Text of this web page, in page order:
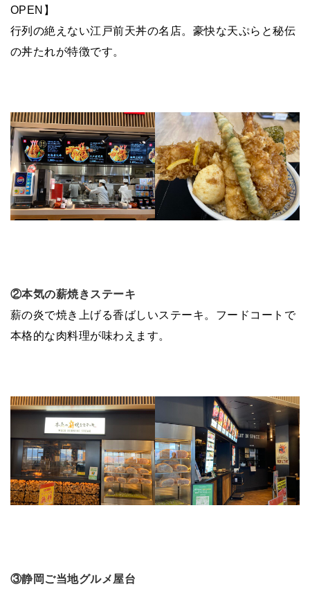
OPEN】
行列の絶えない江戸前天丼の名店。豪快な天ぷらと秘伝
の丼たれが特徴です。
②本気の薪焼きステーキ
薪の炎で焼き上げる香ばしいステーキ。フードコートで
本格的な肉料理が味わえます。
③静岡ご当地グルメ屋台